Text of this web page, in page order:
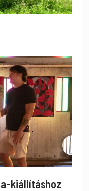
kiállításhoz